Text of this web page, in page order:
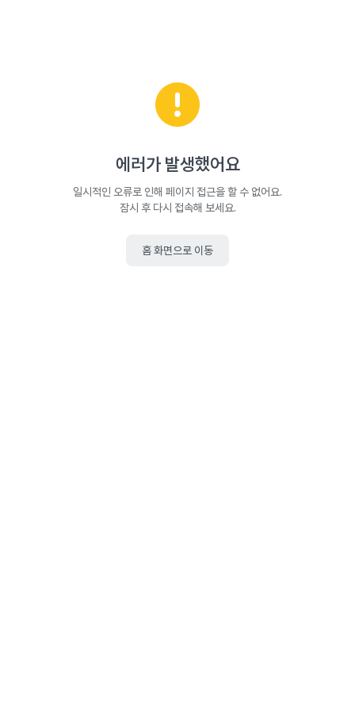
에러가 발생했어요
일시적인 오류로 인해 페이지 접근을 할 수 없어요.
잠시 후 다시 접속해 보세요.
홈 화면으로 이동